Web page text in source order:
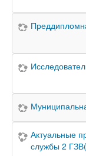
Актуальные
службы 2